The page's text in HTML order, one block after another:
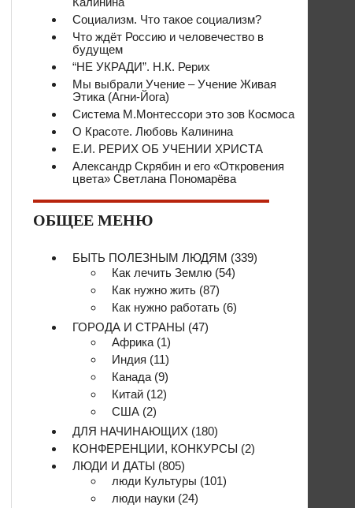
Социализм. Что такое социализм?
Что ждёт Россию и человечество в
будущем
“НЕ УКРАДИ”. Н.К. Рерих
Мы выбрали Учение – Учение Живая
Этика (Агни-Йога)
Система М.Монтессори это зов Космоса
О Красоте. Любовь Калинина
Е.И. РЕРИХ ОБ УЧЕНИИ ХРИСТА
Александр Скрябин и его «Откровения
цвета» Светлана Пономарёва
ОБЩЕЕ МЕНЮ
БЫТЬ ПОЛЕЗНЫМ ЛЮДЯМ (339)
Как лечить Землю (54)
Как нужно жить (87)
Как нужно работать (6)
ГОРОДА И СТРАНЫ (47)
Африка (1)
Индия (11)
Канада (9)
Китай (12)
США (2)
ДЛЯ НАЧИНАЮЩИХ (180)
КОНФЕРЕНЦИИ, КОНКУРСЫ (2)
ЛЮДИ И ДАТЫ (805)
люди Культуры (101)
люди науки (24)